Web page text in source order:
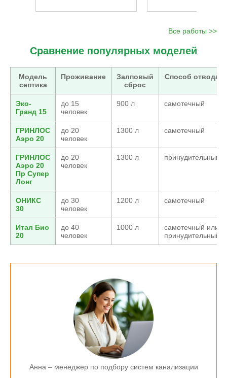
Все работы >>
Сравнение популярных моделей
Модель
септика
Проживание
Залповый
сброс
Способ отвода
Эко-
Гранд 15
до 15
человек
900 л самотечный
ГРИНЛОС
Аэро 20
до 20
человек
1300 л самотечный
ГРИНЛОС
Аэро 20
Пр Супер
Лонг
до 20
человек
1300 л принудительный
ОНИКС
30
до 30
человек
1200 л самотечный
Итал Био
20
до 40
человек
1000 л
самотечный или
принудительный
Анна – менеджер по подбору систем канализации